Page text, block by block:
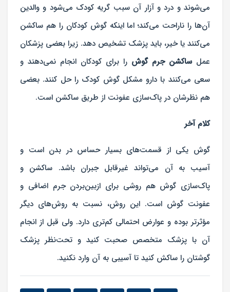
می‌شوند و درد و آزار آن سبب گریه کودک می‌شود و والدین
آن‌ها را ناراحت می‌کند؛ اما اینکه گوش کودکان را هم ساکشن
می‌کنند یا خیر، باید پزشک تشخیص دهد. زیرا بعضی پزشکان
عملساکشن جرم گوش را برای کودکان انجام نمی‌دهند و
سعی می‌کنند با دارو مشکل گوش کودک را حل کنند. بعضی
هم نظرشان در پاک‌سازی عفونت از طریق ساکشن است.
کلام آخر
گوش یکی از قسمت‌های بسیار حساس در بدن است و
آسیب به آن می‌تواند غیرقابل‌ جبران باشد. ساکشن و
پاک‌سازی گوش هم روشی برای ازبین‌بردن جرم اضافی و
عفونت گوش است. این روش، نسبت به روش‌های دیگر
مؤثرتر بوده و عوارض احتمالی کم‌تری دارد. ولی قبل از انجام
آن با پزشک متخصص صحبت کنید و تحت‌نظر پزشک
گوشتان را ساکش کنید تا آسیبی به آن وارد نکنید.